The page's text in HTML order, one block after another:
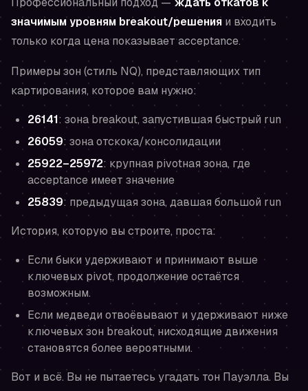
значимым уровням breakout/решения и входить
только когда цена показывает acceptance.
Примеры зон (стиль NQ), представляющих тип
картирования, которое вам нужно:
26141: зона breakout, запустившая быстрый run
26059: зона отскока/консолидации
25922–25972: крупная pivotная зона, где
acceptance имеет значение
25839: предыдущая зона, давшая большой run
История, которую вы строите, проста:
Если быки удерживают и принимают выше
ключевых pivot, продолжение остаётся
возможным.
Если медведи отвоёвывают и удерживают ниже
ключевых зон breakout, нисходящие движения
становятся более вероятными.
Вот и всё. Вы не пытаетесь угадать тон Пауэлла. Вы